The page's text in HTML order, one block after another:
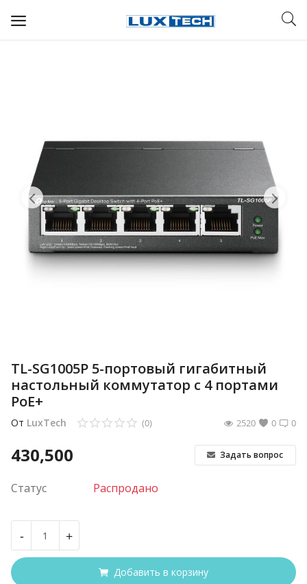
ДЛЯ ОПЕРАТОРОВ СВЯЗИ
Прочее
Избранное
Контакты
TL-SG1005P 5-портовый гигабитный
настольный коммутатор с 4 портами
PoE+
От LuxTech 0
(0) 0
2520
430,500 Задать вопрос
Статус Распродано
- +
Добавить в корзину